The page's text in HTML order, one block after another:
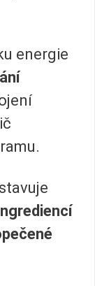
energie